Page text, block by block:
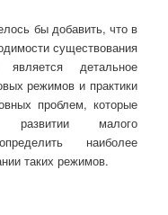
бы добавить, что в
существования
детальное
режимов и практики
проблем, которые
развитии малого
наиболее
таких режимов.